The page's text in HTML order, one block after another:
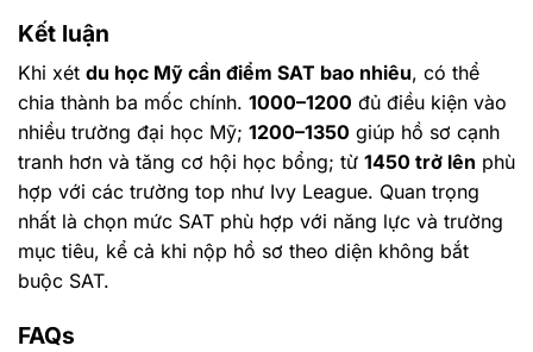
Kết luận
Khi xét du học Mỹ cần điểm SAT bao nhiêu, có thể
chia thành ba mốc chính. 1000–1200 đủ điều kiện vào
nhiều trường đại học Mỹ; 1200–1350 giúp hồ sơ cạnh
tranh hơn và tăng cơ hội học bổng; từ 1450 trở lên phù
hợp với các trường top như Ivy League. Quan trọng
nhất là chọn mức SAT phù hợp với năng lực và trường
mục tiêu, kể cả khi nộp hồ sơ theo diện không bắt
buộc SAT.
FAQs